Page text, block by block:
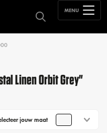
MENU
Linen Orbit Grey"
jouw maat